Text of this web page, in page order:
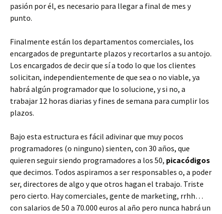
pasión por él, es necesario para llegar a final de mes y
punto.
Finalmente están los departamentos comerciales, los
encargados de preguntarte plazos y recortarlos a su antojo.
Los encargados de decir que sí a todo lo que los clientes
solicitan, independientemente de que sea o no viable, ya
habrá algún programador que lo solucione, y si no, a
trabajar 12 horas diarias y fines de semana para cumplir los
plazos.
Bajo esta estructura es fácil adivinar que muy pocos
programadores (o ninguno) sienten, con 30 años, que
quieren seguir siendo programadores a los 50, picacódigos
que decimos. Todos aspiramos a ser responsables o, a poder
ser, directores de algo y que otros hagan el trabajo. Triste
pero cierto. Hay comerciales, gente de marketing, rrhh…
con salarios de 50 a 70.000 euros al año pero nunca habrá un